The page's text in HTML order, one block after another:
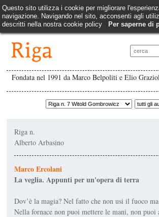
Questo sito utilizza i cookie per migliorare
navigazione. Navigando nel sito, acconsenti agli
descritti nella nostra cookie policy
Per saperne di
Fondata nel 1991 da Marco Belpoliti e Elio
Riga n.
Alberto Arbasino
Marco Ercolani
La veglia. Appunti per un'opera di terra
Dov’è la magia? Nel fatto che non usi il fuoco
Nella fornace non puoi mettere le mani, non puoi